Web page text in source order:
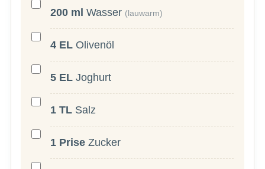
200 ml Wasser (lauwarm)
4 EL Olivenöl
5 EL Joghurt
1 TL Salz
1 Prise Zucker